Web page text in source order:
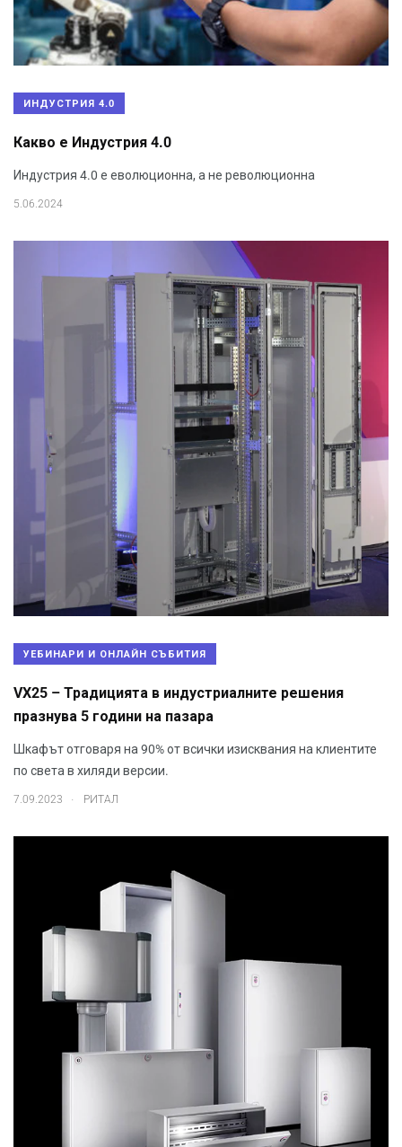
ИНДУСТРИЯ 4.0
Какво е Индустрия 4.0
Индустрия 4.0 е еволюционна, а не революционна
5.06.2024
УЕБИНАРИ И ОНЛАЙН СЪБИТИЯ
VX25 – Традицията в индустриалните решения
празнува 5 години на пазара
Шкафът отговаря на 90% от всички изисквания на клиентите
по света в хиляди версии.
7.09.2023 РИТАЛ